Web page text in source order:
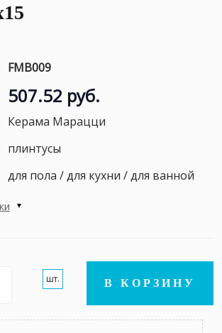
FMB009
507.52 руб.
Керама Марацци
плинтусы
для пола / для кухни / для ванной
шт. В КОРЗИНУ